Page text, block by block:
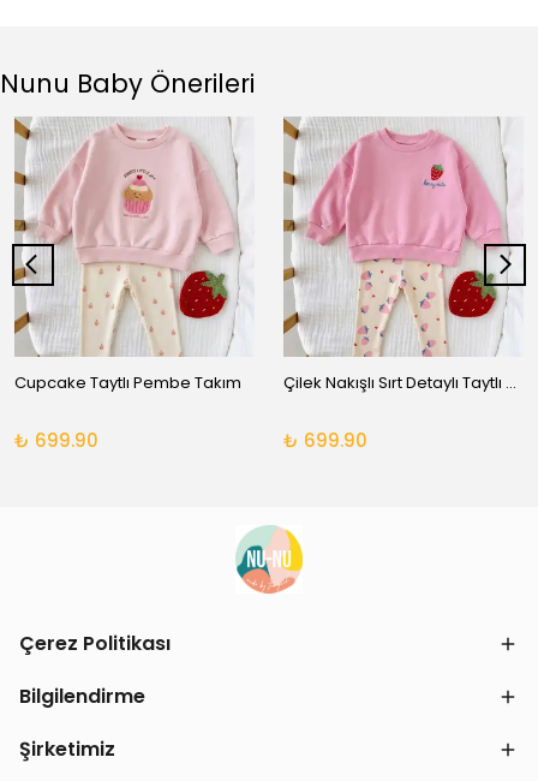
Nunu Baby Önerileri
Cupcake Taytlı Pembe Takım
₺ 699.90
Çilek Nakışlı Sırt Detaylı Taytlı Takım
₺ 699.90
Çerez Politikası
Bilgilendirme
Şirketimiz